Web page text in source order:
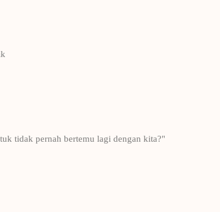
tidak pernah bertemu lagi dengan kita?"